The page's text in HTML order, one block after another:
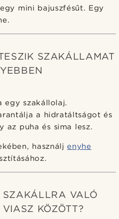
mini bajuszfésűt. Egy
SZAKÁLLAMAT
egy szakállolaj.
a hidratáltságot és
az puha és sima lesz.
használjenyhe
VALÓ
KÖZÖTT?